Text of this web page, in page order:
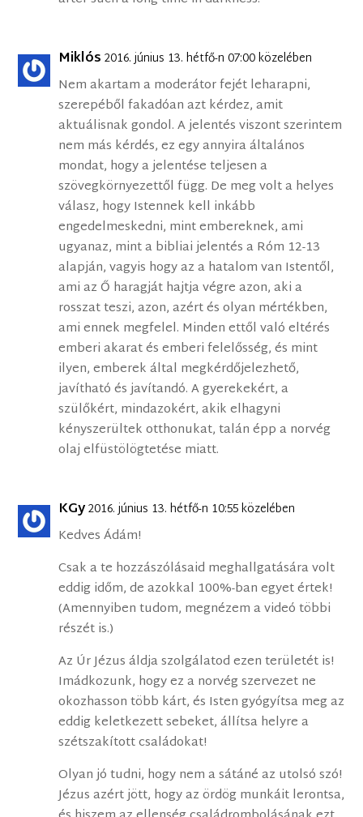
Miklós 2016. június 13. hétfő-n 07:00 közelében
Nem akartam a moderátor fejét leharapni,
szerepéből fakadóan azt kérdez, amit
aktuálisnak gondol. A jelentés viszont szerintem
nem más kérdés, ez egy annyira általános
mondat, hogy a jelentése teljesen a
szövegkörnyezettől függ. De meg volt a helyes
válasz, hogy Istennek kell inkább
engedelmeskedni, mint embereknek, ami
ugyanaz, mint a bibliai jelentés a Róm 12-13
alapján, vagyis hogy az a hatalom van Istentől,
ami az Ő haragját hajtja végre azon, aki a
rosszat teszi, azon, azért és olyan mértékben,
ami ennek megfelel. Minden ettől való eltérés
emberi akarat és emberi felelősség, és mint
ilyen, emberek által megkérdőjelezhető,
javítható és javítandó. A gyerekekért, a
szülőkért, mindazokért, akik elhagyni
kényszerültek otthonukat, talán épp a norvég
olaj elfüstölögtetése miatt.
KGy2016. június 13. hétfő-n 10:55 közelében
Kedves Ádám!
Csak a te hozzászólásaid meghallgatására volt
eddig időm, de azokkal 100%-ban egyet értek!
(Amennyiben tudom, megnézem a videó többi
részét is.)
Az Úr Jézus áldja szolgálatod ezen területét is!
Imádkozunk, hogy ez a norvég szervezet ne
okozhasson több kárt, és Isten gyógyítsa meg az
eddig keletkezett sebeket, állítsa helyre a
szétszakított családokat!
Olyan jó tudni, hogy nem a sátáné az utolsó szó!
Jézus azért jött, hogy az ördög munkáit lerontsa,